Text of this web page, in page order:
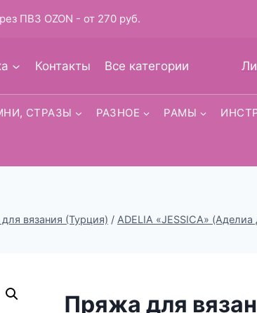
Контакты Все категории
СТРАЗЫ РАЗНОЕ РАМЫ
вязания (Турция) / ADELIA «JESSICA»
Пряжа для
ПВЗ OZON - от 270 руб.